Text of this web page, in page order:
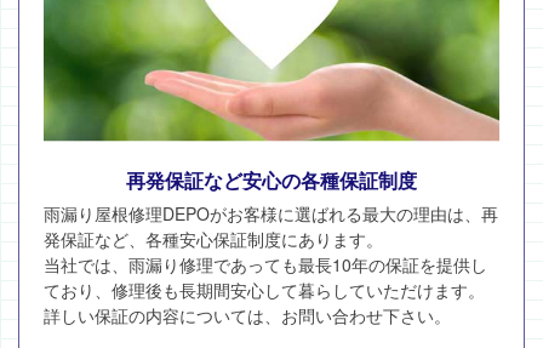
再発保証など安心の各種保証制度
雨漏り屋根修理DEPOがお客様に選ばれる最大の理由は、再
発保証など、各種安心保証制度にあります。
当社では、雨漏り修理であっても最長10年の保証を提供し
ており、修理後も長期間安心して暮らしていただけます。
詳しい保証の内容については、お問い合わせ下さい。